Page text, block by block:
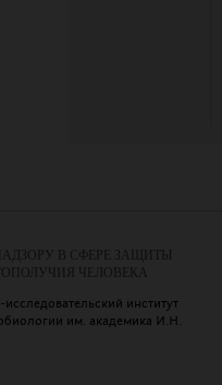
В СФЕРЕ ЗАЩИТЫ
ЧЕЛОВЕКА
институт
им. академика И.Н.